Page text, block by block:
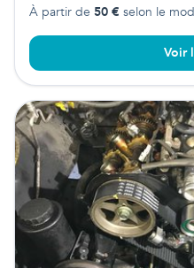
À partir de 50 € selon le
Voir